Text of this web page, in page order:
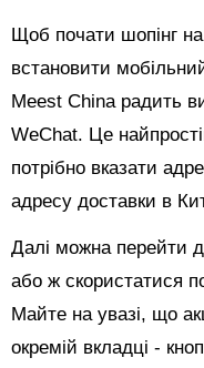
Щоб почати шопінг
встановити
Meest China радить
WeChat. Це
потрібно вказати
адресу доставки в
Далі можна перейти
або ж скористатися
Майте на увазі, що
окремій вкладці -